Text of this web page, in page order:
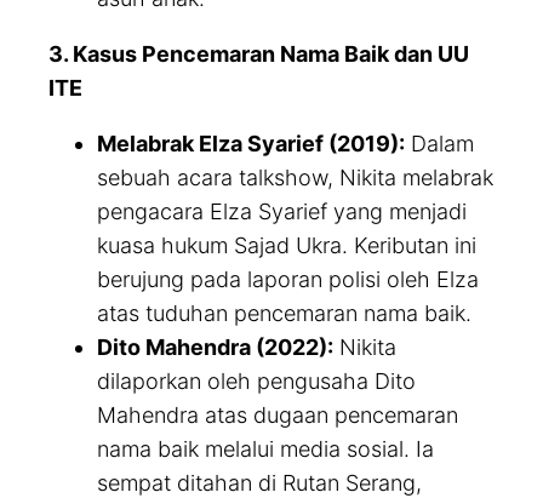
3. Kasus Pencemaran Nama Baik dan UU
ITE
Melabrak Elza Syarief (2019): Dalam
sebuah acara talkshow, Nikita melabrak
pengacara Elza Syarief yang menjadi
kuasa hukum Sajad Ukra. Keributan ini
berujung pada laporan polisi oleh Elza
atas tuduhan pencemaran nama baik.
Dito Mahendra (2022): Nikita
dilaporkan oleh pengusaha Dito
Mahendra atas dugaan pencemaran
nama baik melalui media sosial. Ia
sempat ditahan di Rutan Serang,